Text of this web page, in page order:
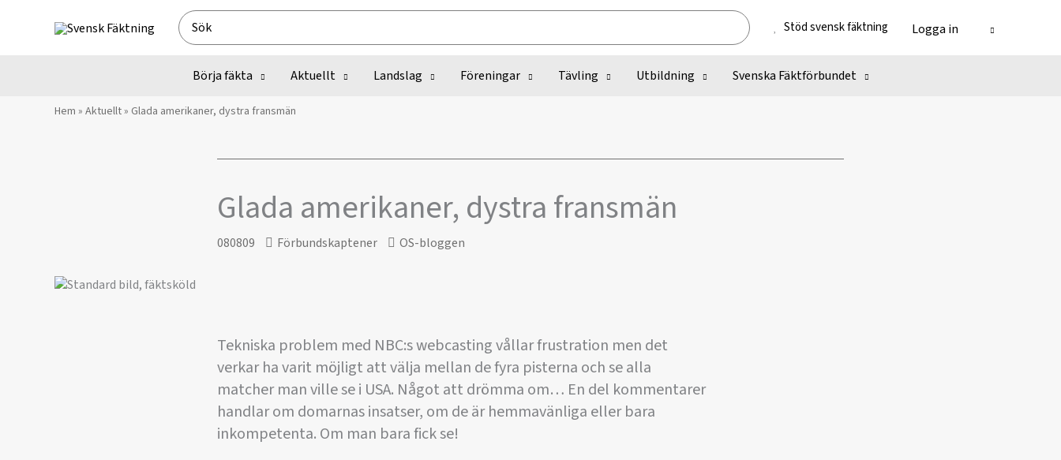
Search
for:
Stöd svensk fäktning Logga in
Börja fäkta Aktuellt Landslag Föreningar Tävling Utbildning Svenska Fäktförbundet
Hem » Aktuellt» Glada amerikaner, dystra fransmän
Glada amerikaner, dystra fransmän
080809 Förbundskaptener OS-bloggen
Tekniska problem med NBC:s webcasting vållar frustration men det
verkar ha varit möjligt att välja mellan de fyra pisterna och se alla
matcher man ville se i USA. Något att drömma om… En del kommentarer
handlar om domarnas insatser, om de är hemmavänliga eller bara
inkompetenta. Om man bara fick se!